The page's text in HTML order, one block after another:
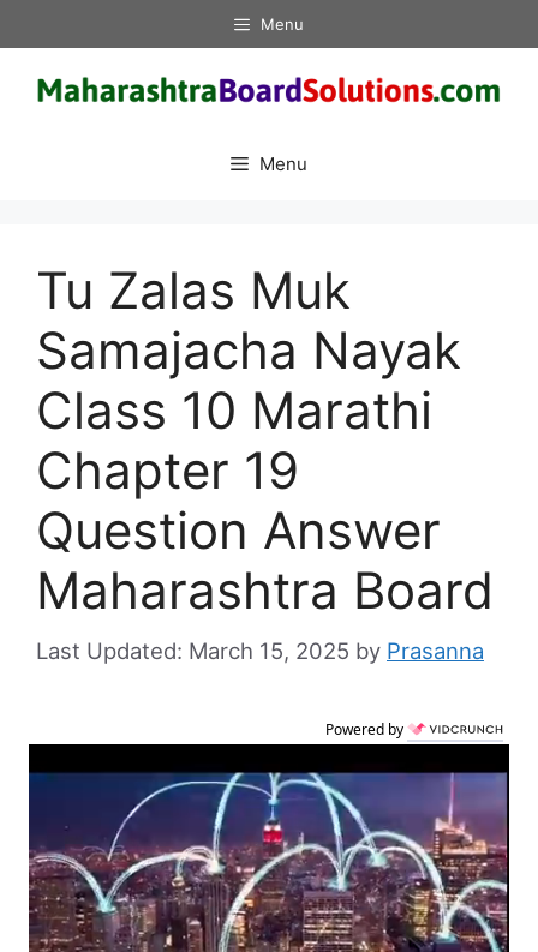
to
content
Menu
Menu
Tu Zalas Muk
Samajacha Nayak
Class 10 Marathi
Chapter 19
Question Answer
Maharashtra Board
March 15, 2025 by Prasanna
Powered by